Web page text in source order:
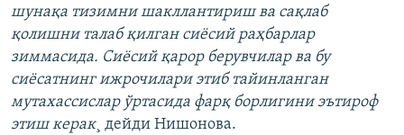
шунақа тизимни шакллантириш ва сақлаб
қолишни талаб қилган сиëсий раҳбарлар
зиммасида. Сиëсий қарор берувчилар ва бу
сиëсатнинг ижрочилари этиб тайинланган
мутахассислар ўртасида фарқ борлигини эътироф
этиш керак¸ дейди Нишонова.